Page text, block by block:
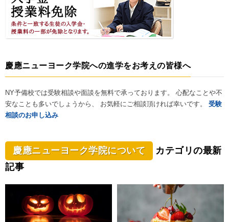
慶應ニューヨーク学院への進学をお考えの皆様へ
NY予備校では受験相談や面談を無料で承っております。 心配なことや不
安なことも多いでしょうから、 お気軽にご相談頂ければ幸いです。 受験
相談のお申し込み
慶應ニューヨーク学院について
カテゴリの最新
記事